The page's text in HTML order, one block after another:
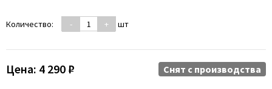
Количество: - + шт
Цена: 4 290 ₽ Снят c производства